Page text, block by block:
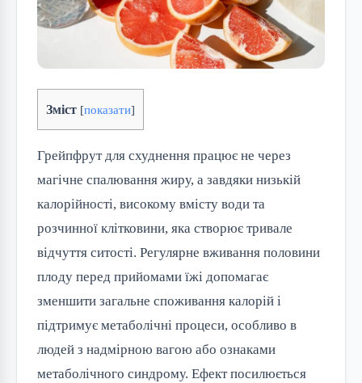
Зміст [показати]
Грейпфрут для схуднення працює не через
магічне спалювання жиру, а завдяки низькій
калорійності, високому вмісту води та
розчинної клітковини, яка створює тривале
відчуття ситості. Регулярне вживання половини
плоду перед прийомами їжі допомагає
зменшити загальне споживання калорій і
підтримує метаболічні процеси, особливо в
людей з надмірною вагою або ознаками
метаболічного синдрому. Ефект посилюється